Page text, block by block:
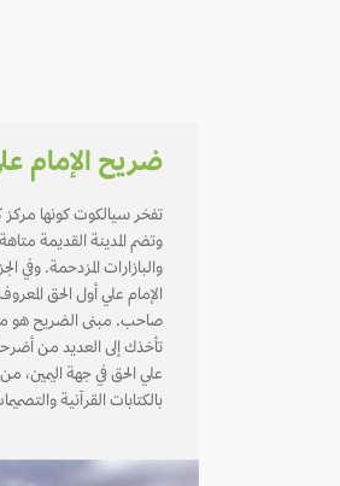
ضريح الإمام
تفخر سيالكوت كونها مركز
وتضم المدينة القديمة
والبازارات المزدحمة. وفي
الإمام علي أول الحق
صاحب. مبنى الضريح هو
تأخذك إلى العديد من
علي الحق في جهة اليمين،
بالكتابات القرآنية